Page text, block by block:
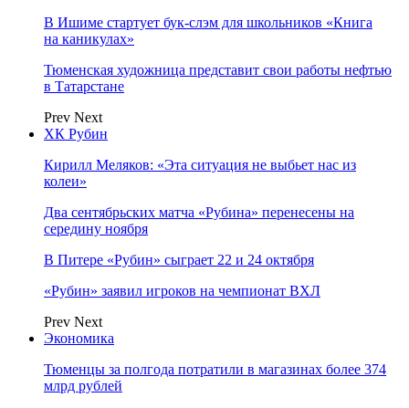
В Ишиме стартует бук-слэм для школьников «Книга
на каникулах»
Тюменская художница представит свои работы нефтью
в Татарстане
Prev Next
ХК Рубин
Кирилл Меляков: «Эта ситуация не выбьет нас из
колеи»
Два сентябрьских матча «Рубина» перенесены на
середину ноября
В Питере «Рубин» сыграет 22 и 24 октября
«Рубин» заявил игроков на чемпионат ВХЛ
Prev Next
Экономика
Тюменцы за полгода потратили в магазинах более 374
млрд рублей